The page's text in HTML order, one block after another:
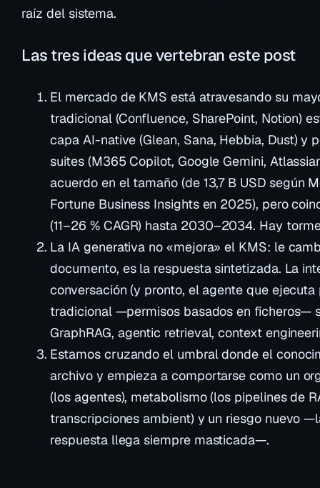
raíz del sistema.
Las tres ideas que vertebran este post
El mercado de KMS está atravesando su
tradicional (Confluence, SharePoint, Notion)
capaAI-native (Glean, Sana, Hebbia, Dust) y
suites (M365 Copilot, Google Gemini,
acuerdo en el tamaño (de 13,7 B USD según
Fortune Business Insights en 2025), pero
(11–26 % CAGR) hasta 2030–2034. Hay
La IA generativa no «mejora» el KMS: le
documento, es la respuesta sintetizada. La
conversación (y pronto, el agente que
tradicional —permisos basados en ficheros—
GraphRAG, agentic retrieval, context
Estamos cruzando el umbral donde el
archivo y empieza a comportarse como un
(los agentes), metabolismo (los pipelines de
transcripciones ambient) y un riesgo nuevo
respuesta llega siempre masticada—.